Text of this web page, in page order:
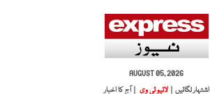
AUGUST 05, 2026
اشتہار لگائیں |
لائیو ٹی وی | آج کا اخبار